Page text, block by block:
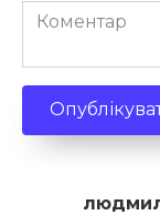
Коментар